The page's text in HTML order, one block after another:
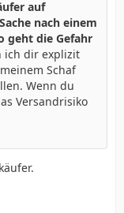
auf
nach einem
geht die Gefahr
ich dir explizit
Schaf
Wenn du
Versandrisiko